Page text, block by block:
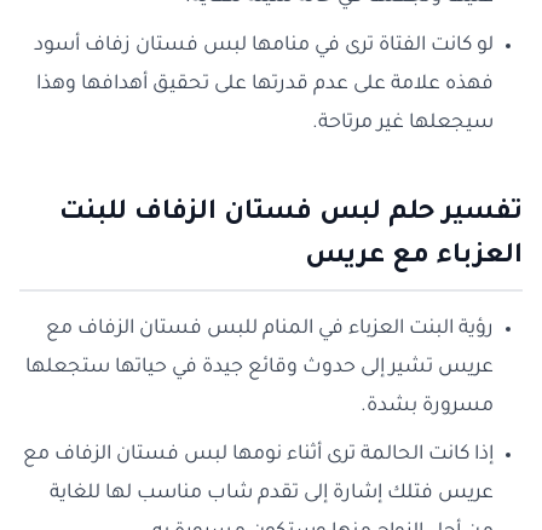
لو كانت الفتاة ترى في منامها لبس فستان زفاف أسود
فهذه علامة على عدم قدرتها على تحقيق أهدافها وهذا
سيجعلها غير مرتاحة.
تفسير حلم لبس فستان الزفاف للبنت
العزباء مع عريس
رؤية البنت العزباء في المنام للبس فستان الزفاف مع
عريس تشير إلى حدوث وقائع جيدة في حياتها ستجعلها
مسرورة بشدة.
إذا كانت الحالمة ترى أثناء نومها لبس فستان الزفاف مع
عريس فتلك إشارة إلى تقدم شاب مناسب لها للغاية